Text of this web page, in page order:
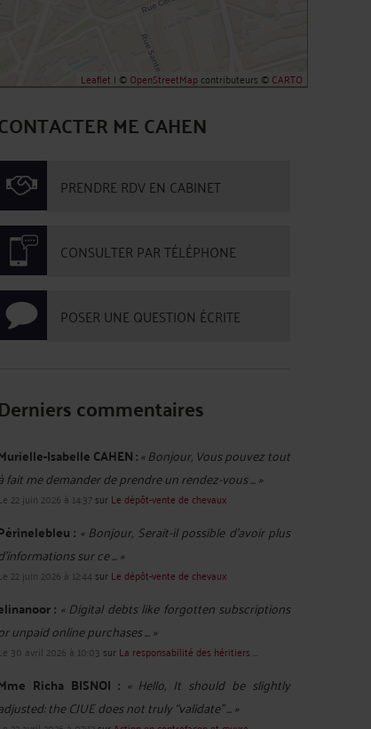
Leaflet | ©OpenStreetMapcontributeurs ©CARTO
ME CAHEN
PRENDRE RDV EN CABINET
CONSULTER PAR TÉLÉPHONE
POSER UNE QUESTION ÉCRITE
Derniers commentaires
Isabelle CAHEN :« Bonjour, Vous pouvez tout
fait me demander de prendre un rendez-vous ... »
22 juin 2026 à 14:37sur Le dépôt-vente de chevaux
: « Bonjour, Serait-il possible d'avoir plus
sur ce ... »
22 juin 2026 à 12:44 sur Le dépôt-vente de chevaux
: « Digital debts like forgotten subscriptions
unpaid online purchases ... »
30 avril 2026 à 10:03 sur La responsabilité des héritiers ...
Richa BISNOI : « Hello, It should be slightly
the CJUE does not truly “validate” ... »